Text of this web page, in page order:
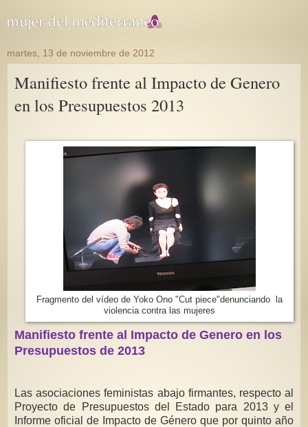
martes, 13 de noviembre de 2012
Manifiesto frente al Impacto de Genero
en los Presupuestos 2013
Fragmento del vídeo de Yoko Ono "Cut piece"denunciando la
violencia contra las mujeres
Manifiesto frente al Impacto de Genero en los
Presupuestos de 2013
Las asociaciones feministas abajo firmantes, respecto al
Proyecto de Presupuestos del Estado para 2013 y el
Informe oficial de Impacto de Género que por quinto año